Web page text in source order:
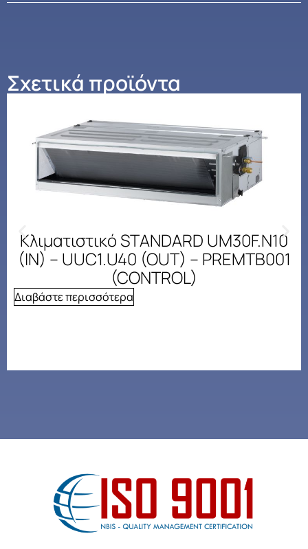
Σχετικά προϊόντα
Κλιματιστικό STANDARD UM30F.N10
(IN) – UUC1.U40 (OUT) – PREMTB001
(CONTROL)
Διαβάστε περισσότερα